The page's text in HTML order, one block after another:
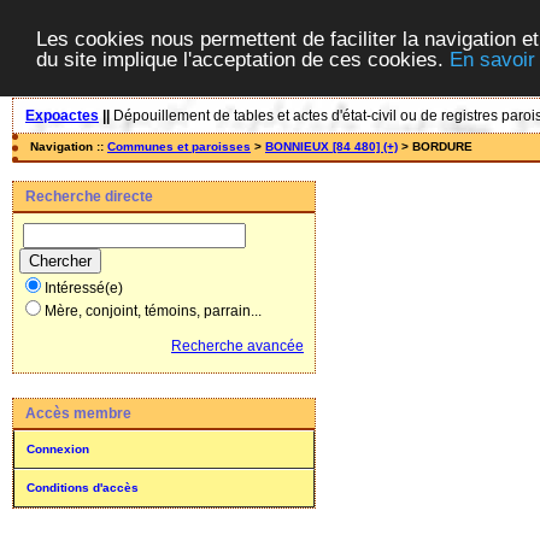
Les cookies nous permettent de faciliter la navigation
du site implique l'acceptation de ces cookies. En
Expoactes Dépouillement de tables et actes d'état-civil ou de registres
Navigation :: Communes et paroisses > BONNIEUX [84 480] (+) > BORDURE
Recherche directe
Intéressé(e)
Mère, conjoint, témoins, parrain...
Recherche avancée
Accès membre
Connexion
Conditions d'accès